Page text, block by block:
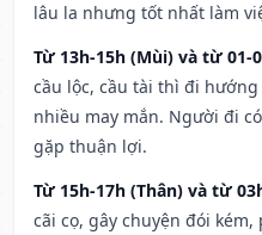
lâu la nhưng tốt nhất làm
Từ 13h-15h (Mùi) và từ 01-
cầu lộc, cầu tài thì đi
nhiều may mắn. Người đi
gặp thuận lợi.
Từ 15h-17h (Thân) và từ
cãi cọ, gây chuyện đói